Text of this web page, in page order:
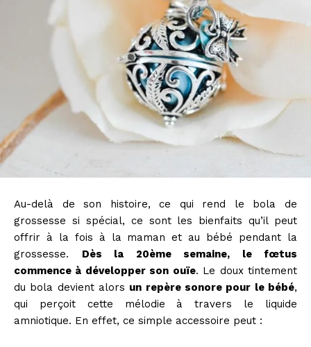
Au-delà de son histoire, ce qui rend le bola de
grossesse si spécial, ce sont les bienfaits qu’il peut
offrir à la fois à la maman et au bébé pendant la
grossesse. Dès la 20ème semaine, le fœtus
commence à développer son ouïe. Le doux tintement
du bola devient alors un repère sonore pour le bébé,
qui perçoit cette mélodie à travers le liquide
amniotique. En effet, ce simple accessoire peut :